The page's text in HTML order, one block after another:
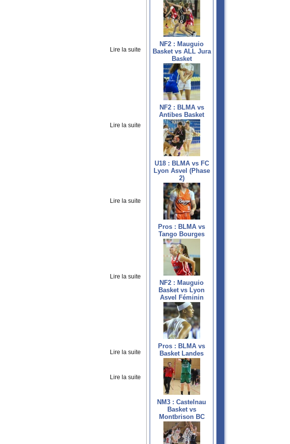
Lire la suite
Lire la suite
Lire la suite
Lire la suite
Lire la suite
Lire la suite
NF2 : Mauguio
Basket vs ALL Jura
Basket
NF2 : BLMA vs
Antibes Basket
U18 : BLMA vs FC
Lyon Asvel (Phase
2)
Pros : BLMA vs
Tango Bourges
NF2 : Mauguio
Basket vs Lyon
Asvel Féminin
Pros : BLMA vs
Basket Landes
NM3 : Castelnau
Basket vs
Montbrison BC